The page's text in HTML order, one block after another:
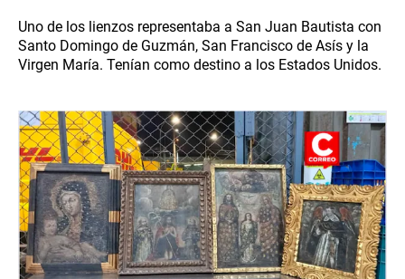
Uno de los lienzos representaba a San Juan Bautista con
Santo Domingo de Guzmán, San Francisco de Asís y la
Virgen María. Tenían como destino a los Estados Unidos.